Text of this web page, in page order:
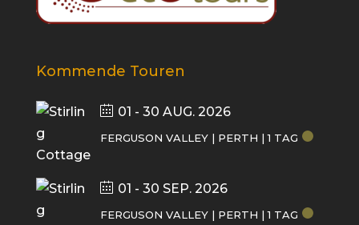
Kommende Touren
01 - 30 AUG. 2026
FERGUSON VALLEY | PERTH | 1 TAG
01 - 30 SEP. 2026
FERGUSON VALLEY | PERTH | 1 TAG